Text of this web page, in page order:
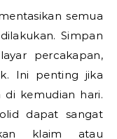
semua
Simpan
percakapan,
Ini penting jika
di kemudian hari.
dapat sangat
klaim atau